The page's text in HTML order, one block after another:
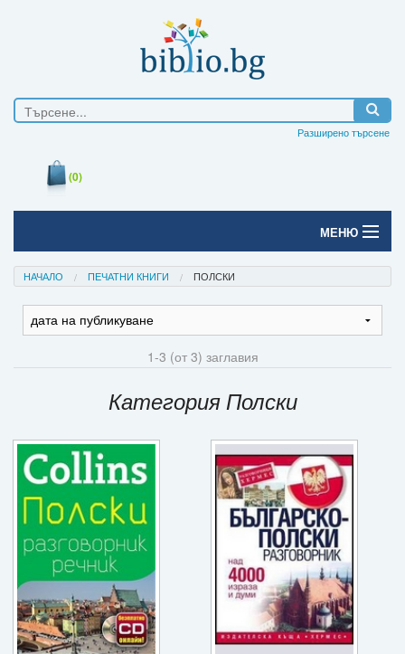
Разширено търсене
(0)
МЕНЮ
Начало
Печатни книги
Подаръци
Ваучери
Промоции
Вход
НАЧАЛО ПЕЧАТНИ КНИГИ ПОЛСКИ
1-3 (от 3) заглавия
Категория Полски